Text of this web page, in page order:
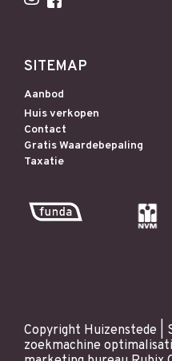
SITEMAP
Aanbod
Huis verkopen
Contact
Gratis Waardebepaling
Taxatie
Copyright Huizenstede |
zoekmachine